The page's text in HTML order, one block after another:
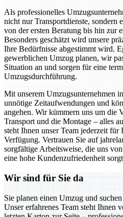
Als professionelles
nicht nur Transportdienste, sondern
von der ersten Beratung bis hin zur
Besonders geschätzt wird unsere
Ihre Bedürfnisse abgestimmt wird.
gewerblichen Umzug planen, wir
Situation an und sorgen für eine
Umzugsdurchführung.
Mit unserem Umzugsunternehmen
unnötige Zeitaufwendungen und
angehen. Wir kümmern uns um die
Transport und die Montage – alles
steht Ihnen unser Team jederzeit
Verfügung. Vertrauen Sie auf
sorgfältige Arbeitsweise, die uns
eine hohe Kundenzufriedenheit
Wir sind für Sie da
Sie planen einen Umzug und
Unser erfahrenes Team steht Ihnen